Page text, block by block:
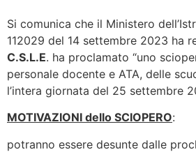
Si comunica che il Ministero
112029 del 14 settembre 2023 ha
C.S.L.E. ha proclamato “uno
personale docente e ATA, delle
l’intera giornata del 25 settembre
MOTIVAZIONI dello SCIOPERO:
potranno essere desunte dalle